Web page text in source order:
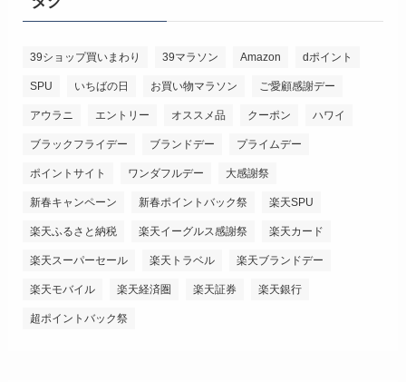
39ショップ買いまわり 39マラソン Amazon dポイント
SPU いちばの日 お買い物マラソン ご愛顧感謝デー
アウラニ エントリー オススメ品 クーポン ハワイ
ブラックフライデー ブランドデー プライムデー
ポイントサイト ワンダフルデー 大感謝祭
新春キャンペーン 新春ポイントバック祭 楽天SPU
楽天ふるさと納税 楽天イーグルス感謝祭 楽天カード
楽天スーパーセール 楽天トラベル 楽天ブランドデー
楽天モバイル 楽天経済圏 楽天証券 楽天銀行
超ポイントバック祭